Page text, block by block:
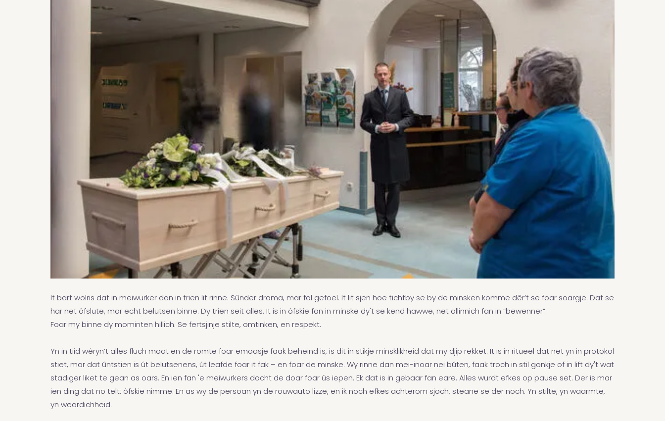
It bart wolris dat in meiwurker dan in trien lit rinne. Sûnder drama, mar fol gefoel. It lit sjen hoe tichtby se by de minsken komme dêr’t se foar soargje. Dat se
har net ôfslute, mar echt belutsen binne. Dy trien seit alles. It is in ôfskie fan in minske dy't se kend hawwe, net allinnich fan in “bewenner”.
Foar my binne dy mominten hillich. Se fertsjinje stilte, omtinken, en respekt.
Yn in tiid wêryn’t alles fluch moat en de romte foar emoasje faak beheind is, is dit in stikje minsklikheid dat my djip rekket. It is in ritueel dat net yn in protokol
stiet, mar dat ûntstien is út belutsenens, út leafde foar it fak – en foar de minske. Wy rinne dan mei-inoar nei bûten, faak troch in stil gonkje of in lift dy't wat
stadiger liket te gean as oars. En ien fan 'e meiwurkers docht de doar foar ús iepen. Ek dat is in gebaar fan eare. Alles wurdt efkes op pause set. Der is mar
ien ding dat no telt: ôfskie nimme. En as wy de persoan yn de rouwauto lizze, en ik noch efkes achterom sjoch, steane se der noch. Yn stilte, yn waarmte,
yn weardichheid.